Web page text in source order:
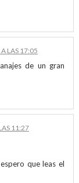
LAS 17:05
de un gran
11:27
que leas el